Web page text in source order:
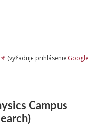
(vyžaduje prihlásenie Google
Campus